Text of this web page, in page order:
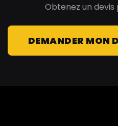
Obtenez un devis
DEMANDER MON